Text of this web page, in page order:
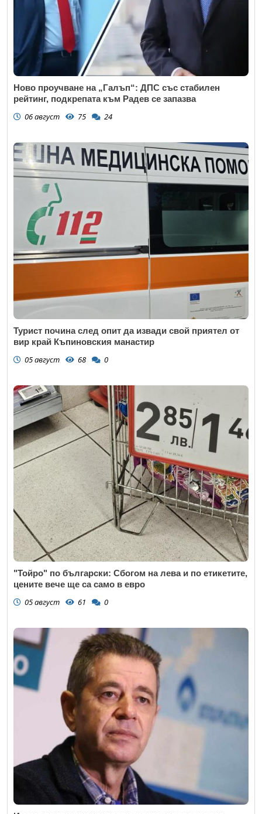
Ново проучване на „Галъп“: ДПС със стабилен
рейтинг, подкрепата към Радев се запазва
06 август 75 24
Турист почина след опит да извади свой приятел от
вир край Къпиновския манастир
05 август 68 0
"Тойро" по български: Сбогом на лева и по етикетите,
цените вече ще са само в евро
05 август 61 0